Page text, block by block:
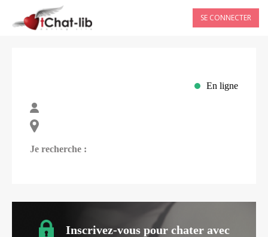
SE CONNECTER
En ligne
Je recherche :
Inscrivez-vous pour chater avec